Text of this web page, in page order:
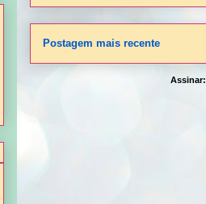
Postagem mais recente
Assinar: